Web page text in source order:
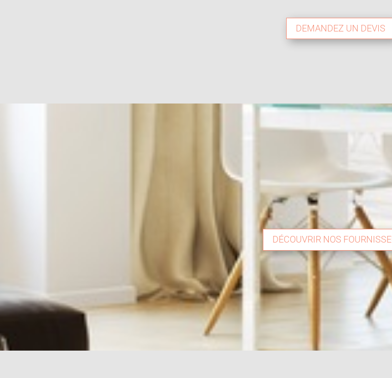
DEMANDEZ UN DEVIS
DÉCOUVRIR NOS